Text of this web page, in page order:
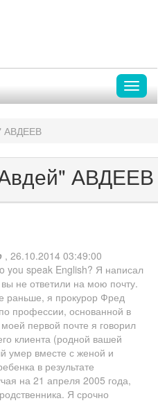
АВДЕЕВ
АВДЕЕВ
, 26.10.2014 03:49:00
you speak English? Я написал
не ответили на мою почту.
раньше, я прокурор Фред
профессии, основанной в
первой почте я говорил
клиента (родной вашей
умер вместе с женой и
в результате
на 21 апреля 2005 года,
Я срочно